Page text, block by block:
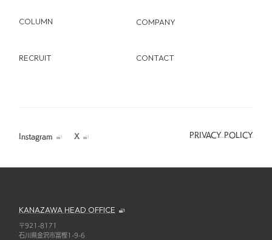
COLUMN COMPANY
RECRUIT CONTACT
Instagram X PRIVACY POLICY
KANAZAWA HEAD OFFICE
〒921-8171
石川県金沢市富樫1-9-6